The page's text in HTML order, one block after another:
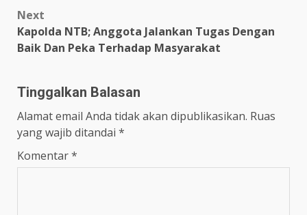
Next
Kapolda NTB; Anggota Jalankan Tugas Dengan
Baik Dan Peka Terhadap Masyarakat
Tinggalkan Balasan
Alamat email Anda tidak akan dipublikasikan. Ruas
yang wajib ditandai *
Komentar*